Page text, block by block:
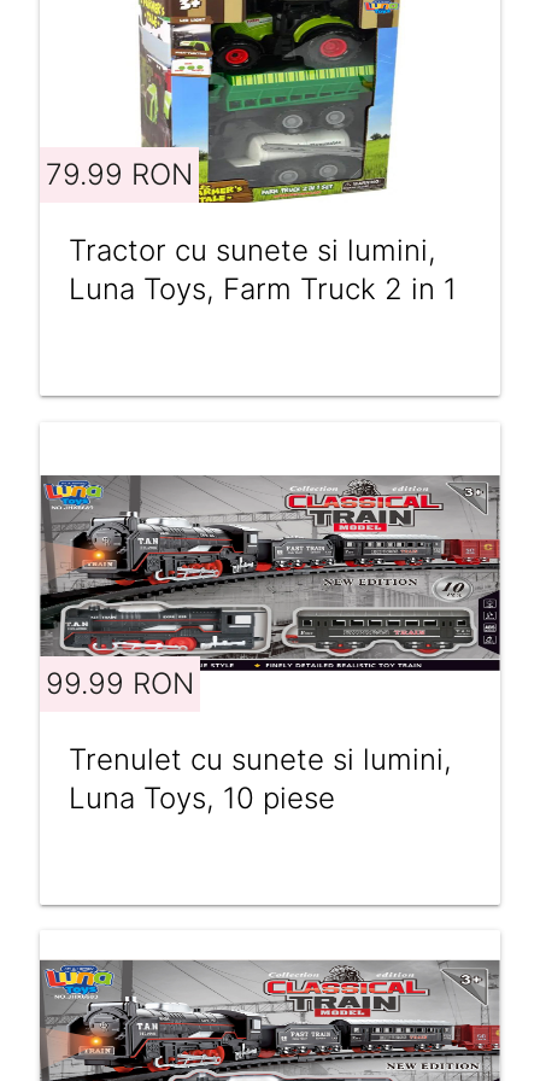
79.99 RON
Tractor cu sunete si lumini,
Luna Toys, Farm Truck 2 in 1
99.99 RON
Trenulet cu sunete si lumini,
Luna Toys, 10 piese